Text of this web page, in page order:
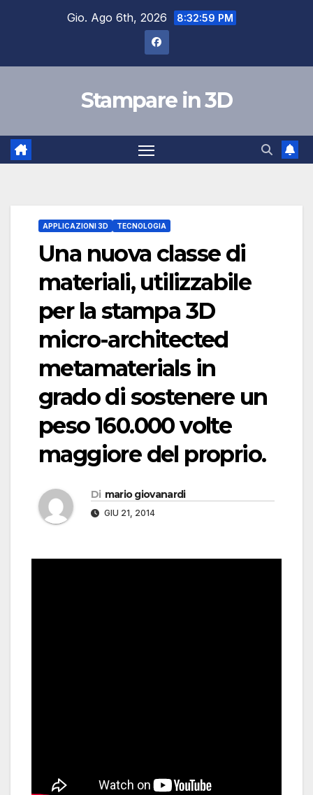
Gio. Ago 6th, 2026 8:32:59 PM
Stampare in 3D
APPLICAZIONI 3D TECNOLOGIA
Una nuova classe di
materiali, utilizzabile
per la stampa 3D
micro-architected
metamaterials in
grado di sostenere un
peso 160.000 volte
maggiore del proprio.
Di mario giovanardi
GIU 21, 2014